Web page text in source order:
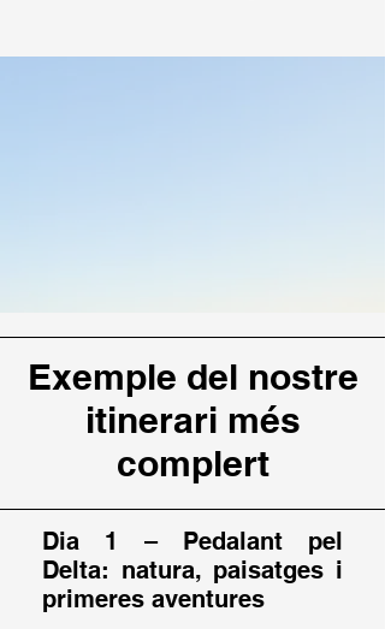
Exemple del nostre
itinerari més
complert
Dia 1 – Pedalant pel
Delta: natura, paisatges i
primeres aventures